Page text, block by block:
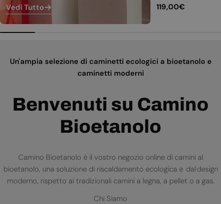
Vedi Tutto
Prezzo
119,00€
Un'ampia selezione di caminetti ecologici a bioetanolo e
caminetti moderni
Benvenuti su Camino
Bioetanolo
Camino Bioetanolo è il vostro negozio online di camini al
bioetanolo, una soluzione di riscaldamento ecologica e dal design
moderno, rispetto ai tradizionali camini a legna, a pellet o a gas.
Chi Siamo